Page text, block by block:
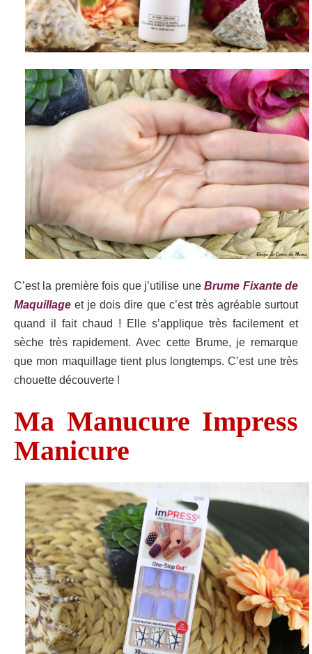
C’est la première fois que j’utilise uneBrume Fixante de
Maquillage et je dois dire que c’est très agréable surtout
quand il fait chaud ! Elle s’applique très facilement et
sèche très rapidement. Avec cette Brume, je remarque
que mon maquillage tient plus longtemps. C’est une très
chouette découverte !
Ma Manucure Impress
Manicure